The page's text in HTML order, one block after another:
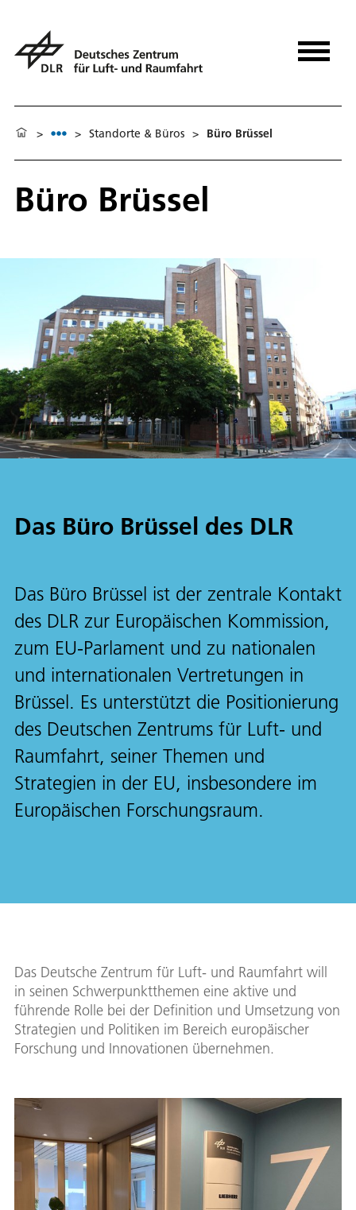
> > Standorte & Büros > Büro Brüssel
Büro Brüssel
Das Büro Brüssel des DLR
Das Büro Brüssel ist der zentrale Kontakt
des DLR zur Europäischen Kommission,
zum EU-Parlament und zu nationalen
und internationalen Vertretungen in
Brüssel. Es unterstützt die Positionierung
des Deutschen Zentrums für Luft- und
Raumfahrt, seiner Themen und
Strategien in der EU, insbesondere im
Europäischen Forschungsraum.
Das Deutsche Zentrum für Luft- und Raumfahrt will
in seinen Schwerpunktthemen eine aktive und
führende Rolle bei der Definition und Umsetzung von
Strategien und Politiken im Bereich europäischer
Forschung und Innovationen übernehmen.